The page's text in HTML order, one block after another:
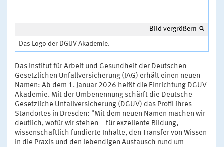
Bild vergrößern
Das Logo der DGUV Akademie.
Das Institut für Arbeit und Gesundheit der Deutschen
Gesetzlichen Unfallversicherung (IAG) erhält einen neuen
Namen: Ab dem 1. Januar 2026 heißt die Einrichtung DGUV
Akademie. Mit der Umbenennung schärft die Deutsche
Gesetzliche Unfallversicherung (DGUV) das Profil ihres
Standortes in Dresden: "Mit dem neuen Namen machen wir
deutlich, wofür wir stehen – für exzellente Bildung,
wissenschaftlich fundierte Inhalte, den Transfer von Wissen
in die Praxis und den lebendigen Austausch rund um